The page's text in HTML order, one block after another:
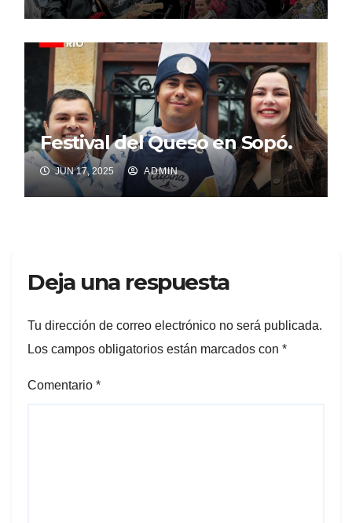
Festival del Queso en Sopó.
JUN 17, 2025 ADMIN
Deja una respuesta
Tu dirección de correo electrónico no será publicada.
Los campos obligatorios están marcados con *
Comentario *